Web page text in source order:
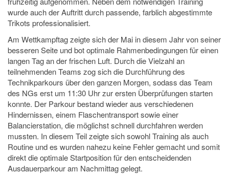
wurde auch der Auftritt durch passende, farblich abgestimmte
Trikots professionalisiert.
Am Wettkampftag zeigte sich der Mai in diesem Jahr von seiner
besseren Seite und bot optimale Rahmenbedingungen für einen
langen Tag an der frischen Luft. Durch die Vielzahl an
teilnehmenden Teams zog sich die Durchführung des
Technikparkours über den ganzen Morgen, sodass das Team
des NGs erst um 11:30 Uhr zur ersten Überprüfungen starten
konnte. Der Parkour bestand wieder aus verschiedenen
Hindernissen, einem Flaschentransport sowie einer
Balancierstation, die möglichst schnell durchfahren werden
mussten. In diesem Teil zeigte sich sowohl Training als auch
Routine und es wurden nahezu keine Fehler gemacht und somit
direkt die optimale Startposition für den entscheidenden
Ausdauerparkour am Nachmittag gelegt.